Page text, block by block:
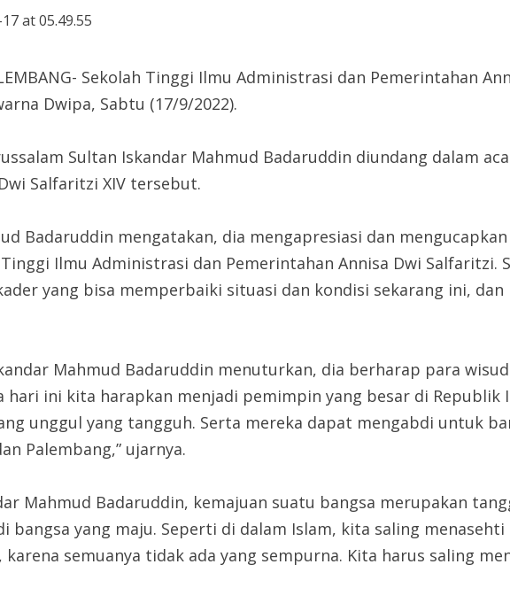
Sekolah Tinggi Ilmu Administrasi dan Pemerintahan
Dwipa, Sabtu (17/9/2022).
Sultan Iskandar Mahmud Badaruddin diundang dalam
Salfaritzi XIV tersebut.
Badaruddin mengatakan, dia mengapresiasi dan
Ilmu Administrasi dan Pemerintahan Annisa Dwi Salfaritzi.
yang bisa memperbaiki situasi dan kondisi sekarang ini,
Mahmud Badaruddin menuturkan, dia berharap para
hari ini kita harapkan menjadi pemimpin yang besar di
unggul yang tangguh. Serta mereka dapat mengabdi untuk
Palembang,” ujarnya.
Mahmud Badaruddin, kemajuan suatu bangsa merupakan
bangsa yang maju. Seperti di dalam Islam, kita saling
semuanya tidak ada yang sempurna. Kita harus saling